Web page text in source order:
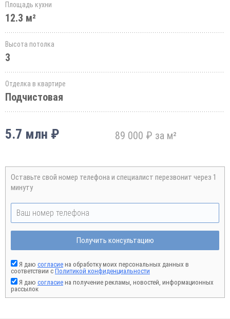
Площадь кухни
12.3 м²
Высота потолка
3
Отделка в квартире
Подчистовая
5.7 млн ₽ 89 000 ₽ за м²
Оставьте свой номер телефона и специалист перезвонит через 1
минуту
Получить консультацию
Я даю согласие на обработку моих персональных данных в
соответствии с Политикой конфиденциальности
Я даю согласие на получение рекламы, новостей, информационных
рассылок